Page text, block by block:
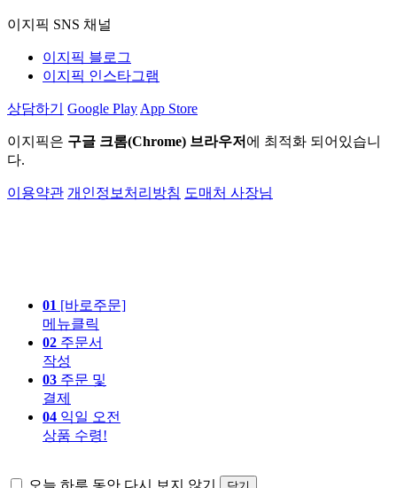
이지픽 SNS 채널
이지픽 블로그
이지픽 인스타그램
상담하기 Google Play App Store
이지픽은 구글 크롬(Chrome) 브라우저 에 최적화 되어있습니
다.
이용약관 개인정보처리방침 도매처 사장님
01 [바로주문]
메뉴클릭
02 주문서
작성
03 주문 및
결제
04 익일 오전
상품 수령!
오늘 하루 동안 다시 보지 않기